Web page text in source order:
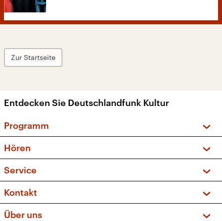
Zur Startseite
Entdecken Sie Deutschlandfunk Kultur
Programm
Sendungen und Podcasts
Musikliste
Kakadu – Das Kinderprogramm
Hören
Frequenzen (UKW + DAB+)
Service
FAQ
Apps
Kontakt
Über uns